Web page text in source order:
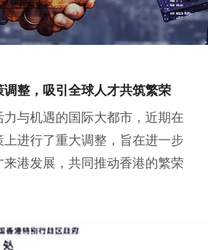
整，吸引全球人才共筑繁荣
与机遇的国际大都市，近期在
进行了重大调整，旨在进一步
港发展，共同推动香港的繁荣